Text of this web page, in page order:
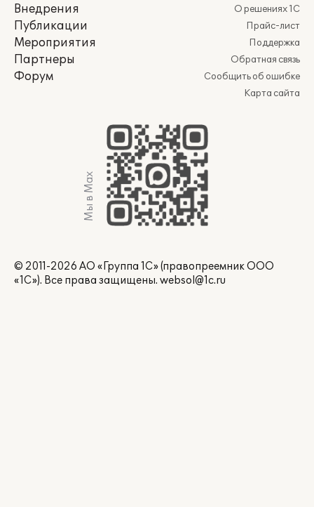
Внедрения
Публикации
Мероприятия
Партнеры
Форум
О решениях 1С
Прайс-лист
Поддержка
Обратная связь
Сообщить об ошибке
Карта сайта
Мы в Max
© 2011-2026 АО «Группа 1С» (правопреемник ООО
«1С»). Все права защищены. websol@1c.ru